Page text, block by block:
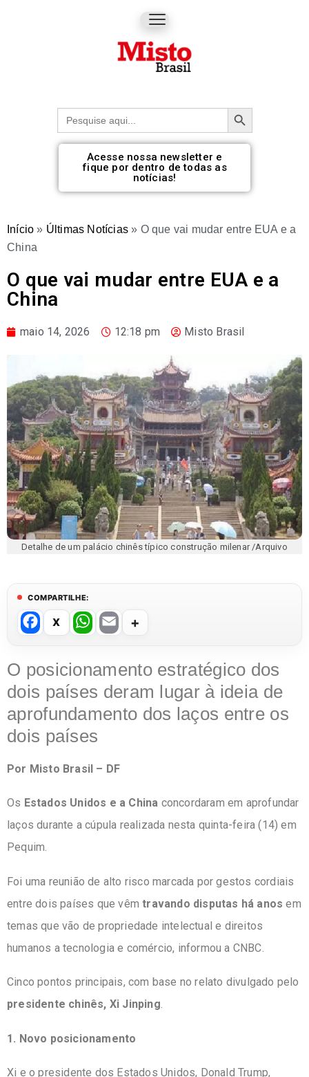
Procurar: Botão de pesquisa
Acesse nossa newsletter e
fique por dentro de todas as
notícias!
Início » Últimas Notícias » O que vai mudar entre EUA e a
China
O que vai mudar entre EUA e a
China
maio 14, 2026 12:18 pm Misto Brasil
Detalhe de um palácio chinês típico construção milenar /Arquivo
COMPARTILHE:
F
a
c
e
b
o
k
W
h
at
s
A
p
E
ail
O posicionamento estratégico dos
dois países deram lugar à ideia de
aprofundamento dos laços entre os
dois países
Por Misto Brasil – DF
Os Estados Unidos e a China concordaram em aprofundar
laços durante a cúpula realizada nesta quinta-feira (14) em
Pequim.
Foi uma reunião de alto risco marcada por gestos cordiais
entre dois países que vêmtravando disputas há anos em
temas que vão de propriedade intelectual e direitos
humanos a tecnologia e comércio, informou a CNBC.
Cinco pontos principais, com base no relato divulgado pelo
presidente chinês, Xi Jinping.
1. Novo posicionamento
Xi e o presidente dos Estados Unidos, Donald Trump,